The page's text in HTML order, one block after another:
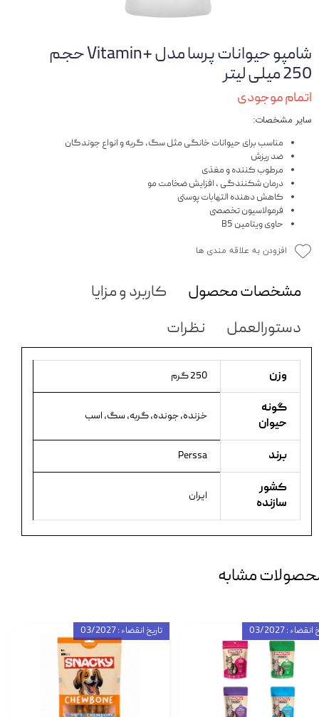
شامپو حیوانات پرسا مدل +Vitamin حجم
250 میلی لیتر
اتمام موجودی
سایر مشخصات:
مناسب برای حیوانات خانگی مثل سگ، گربه و انواع جوندگان
ضد ریزش
مرطوب کننده و مغذی
درمان شکنندگی ، افزایش ضخامت مو
کاهش دهنده التهابات پوستی
فرمولاسیون تخصصی
حاوی ویتامین B5
افزودن به علاقه مندی ها
مشخصات محصول
کاربرد و مزایا
دستورالعمل
نظرات
وزن 250 گرم
گونه
حیوان
خزنده، جونده، گربه، سگ، اسب
برند Perssa
کشور
سازنده
ایران
مشابه
تاریخ انقضاء : 03/2027 : 03/2027